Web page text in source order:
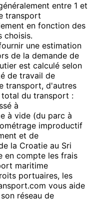
entre 1 et
transport
en fonction des
choisis.
une estimation
de la demande de
est calculé selon
de travail de
transport, d'autres
du transport :
à
à vide (du parc à
improductif
et de
la Croatie au Sri
en compte les frais
maritime
portuaires, les
vous aide
réseau de